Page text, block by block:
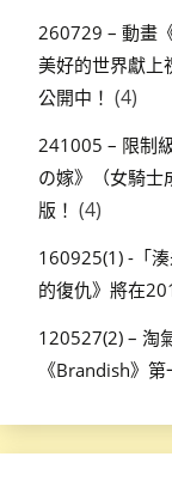
260729 – 動畫
美好的世界獻上
公開中！ (4)
241005 – 限制
の嫁》（女騎
版！ (4)
160925(1) -「
的復仇》將在
120527(2) – 淘
《Brandish》